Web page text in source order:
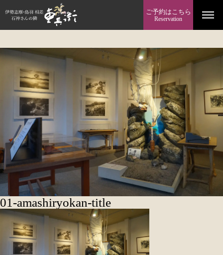
ご予約はこちら
Reservation
01-amashiryokan-title